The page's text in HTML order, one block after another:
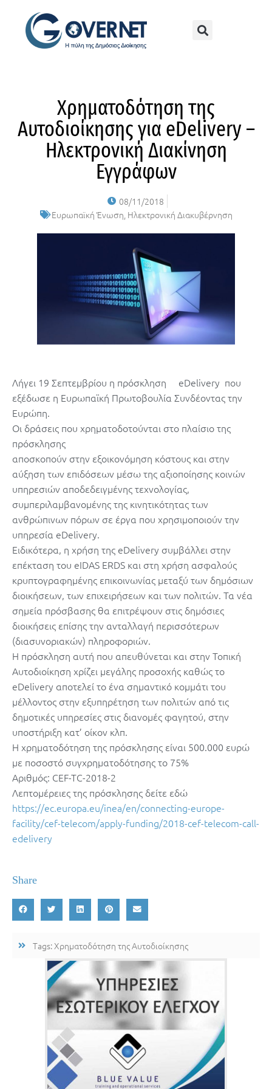
Χρηματοδότηση της
Αυτοδιοίκησης για eDelivery –
Ηλεκτρονική Διακίνηση
Εγγράφων
08/11/2018
Ευρωπαϊκή Ένωση Ηλεκτρονική Διακυβέρνηση
Λήγει 19 Σεπτεμβρίου η πρόσκληση eDelivery που
εξέδωσε η Ευρωπαϊκή Πρωτοβουλία Συνδέοντας την
Ευρώπη.
Οι δράσεις που χρηματοδοτούνται στο πλαίσιο της
πρόσκλησης
αποσκοπούν στην εξοικονόμηση κόστους και στην
αύξηση των επιδόσεων μέσω της αξιοποίησης κοινών
υπηρεσιών αποδεδειγμένης τεχνολογίας,
συμπεριλαμβανομένης της κινητικότητας των
ανθρώπινων πόρων σε έργα που χρησιμοποιούν την
υπηρεσία eDelivery.
Ειδικότερα, η χρήση της eDelivery συμβάλλει στην
επέκταση του eIDAS ERDS και στη χρήση ασφαλούς
κρυπτογραφημένης επικοινωνίας μεταξύ των δημόσιων
διοικήσεων, των επιχειρήσεων και των πολιτών. Τα νέα
σημεία πρόσβασης θα επιτρέψουν στις δημόσιες
διοικήσεις επίσης την ανταλλαγή περισσότερων
(διασυνοριακών) πληροφοριών.
Η πρόσκληση αυτή που απευθύνεται και στην Τοπική
Αυτοδιοίκηση χρίζει μεγάλης προσοχής καθώς το
eDelivery αποτελεί το ένα σημαντικό κομμάτι του
μέλλοντος στην εξυπηρέτηση των πολιτών από τις
δημοτικές υπηρεσίες στις διανομές φαγητού, στην
υποστήριξη κατ’ οίκον κλπ.
Η χρηματοδότηση της πρόσκλησης είναι 500.000 ευρώ
με ποσοστό συγχρηματοδότησης το 75%
Αριθμός: CEF-TC-2018-2
Λεπτομέρειες της πρόσκλησης δείτε εδώ
https://ec.europa.eu/inea/en/connecting-europe-
facility/cef-telecom/apply-funding/2018-cef-telecom-call-
edelivery
Share
Tags: Χρηματοδότηση της Αυτοδιοίκησης